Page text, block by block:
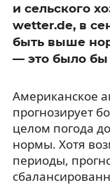
и сельского
wetter.de, в
быть выше
— это было бы
Американское
прогнозирует
целом погода
нормы. Хотя
периоды,